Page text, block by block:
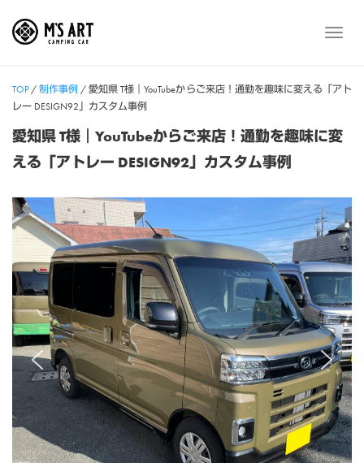
メ
ー
TOP/制作事例 /愛知県 T様｜YouTubeからご来店！通勤を趣味に変える「アト
レー DESIGN92」カスタム事例
愛知県 T様｜YouTubeからご来店！通勤を趣味に変
える「アトレー DESIGN92」カスタム事例